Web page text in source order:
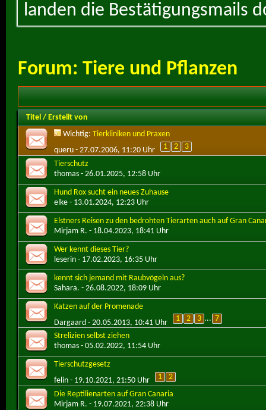
landen die Bestätigungsmails
Forum: Tiere und Pflanzen
Titel / Erstellt von
Wichtig: Tierkliniken und Praxen
queru - 27.07.2006, 11:20 Uhr 1 2
3
Tierschutz
thomas - 26.01.2025, 12:58 Uhr
Hund Rox sucht ein neues Zuhause
elke - 13.01.2024, 12:23 Uhr
Elstners Reisen zu den bedrohten Tierarten auch auf Gran
Mirjam R. - 18.04.2023, 18:41 Uhr
Wer kennt dieses Tier?
leserin - 17.02.2023, 16:35 Uhr
kennt sich jemand mit Raubvögeln aus?
Sahara. - 26.08.2022, 18:09 Uhr
Katzen auf der Promenade
Dargaard - 20.05.2013, 10:41 Uhr 1 2 3 ... 7
Strelizien selbst ziehen
thomas - 05.02.2022, 11:54 Uhr
Tierschutzgesetz
felin - 19.10.2021, 21:50 Uhr 1
2
Die Reptilienarten auf Gran Canaria
Mirjam R. - 19.07.2021, 22:38 Uhr